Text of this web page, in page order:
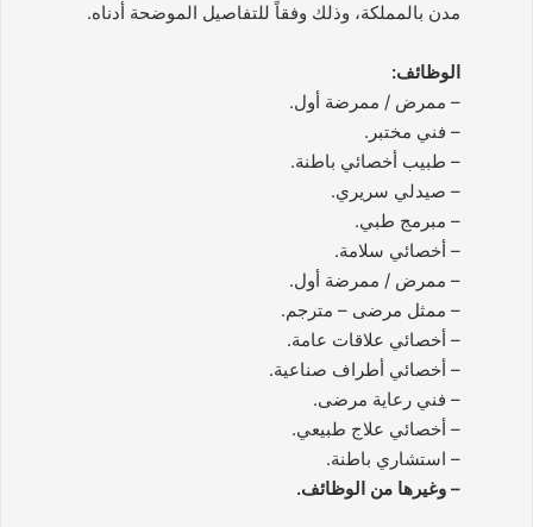
مدن بالمملكة، وذلك وفقاً للتفاصيل الموضحة أدناه.
الوظائف:
– ممرض / ممرضة أول.
– فني مختبر.
– طبيب أخصائي باطنة.
– صيدلي سريري.
– مبرمج طبي.
– أخصائي سلامة.
– ممرض / ممرضة أول.
– ممثل مرضى – مترجم.
– أخصائي علاقات عامة.
– أخصائي أطراف صناعية.
– فني رعاية مرضى.
– أخصائي علاج طبيعي.
– استشاري باطنة.
– وغيرها من الوظائف.